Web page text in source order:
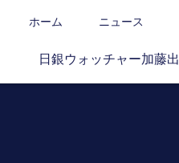
ホーム ニュース
日銀ウォッチャー加藤出